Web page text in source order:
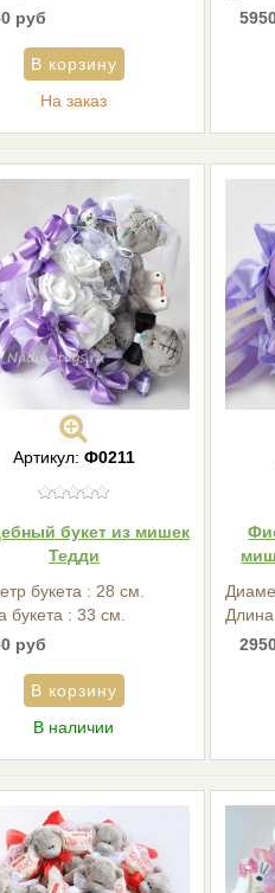
руб
На заказ
Артикул: Ф0211
букет из мишек
Тедди
букета : 28 см.
букета : 33 см.
руб
В наличии
Длина